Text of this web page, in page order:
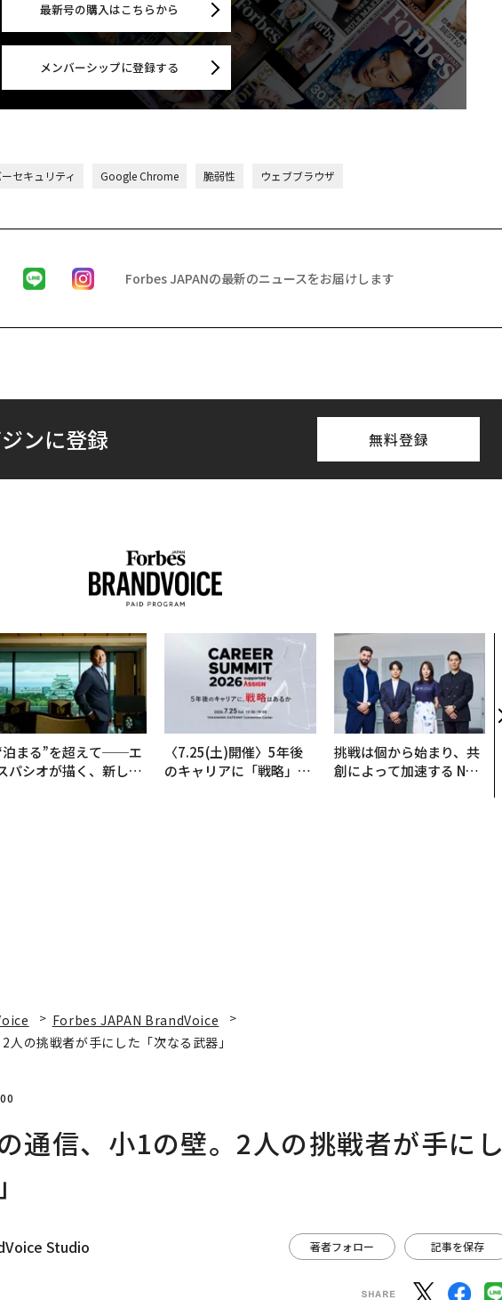
最新号の購入はこちらから
メンバーシップに登録する
セキュリティ Google Chrome 脆弱性 ウェブブラウザ
Forbes JAPANの最新のニュースをお届けします
ンに登録 無料登録
泊まる”を超えて──エ
パシオが描く、新しい
〈7.25(土)開催〉5年後
のキャリアに「戦略」は
挑戦は個から始まり、共
創によって加速する NOR
Forbes JAPAN BrandVoice
の挑戦者が手にした「次なる武器」
通信、小1の壁。2人の挑戦者が手にし
Studio 著者フォロー 記事を保存